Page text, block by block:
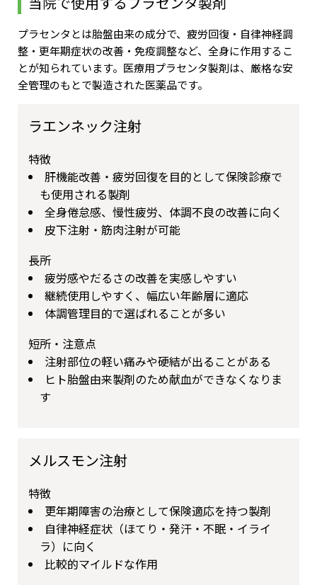
プラセンタとは胎盤由来の成分で、疲労回復・自律神経調
整・更年期症状の改善・免疫調整など、全身に作用するこ
とが知られています。医療用プラセンタ製剤は、厳格な安
全管理のもとで製造された医薬品です。
ラエンネック注射
特徴
肝機能改善・疲労回復を目的として保険診療で
も使用される製剤
全身倦怠感、慢性疲労、体調不良の改善に向く
皮下注射・筋肉注射が可能
長所
疲労感やだるさの改善を実感しやすい
継続使用しやすく、幅広い年齢層に適応
体調管理目的で選ばれることが多い
短所・注意点
注射部位の軽い痛みや硬結が出ることがある
ヒト胎盤由来製剤のため献血ができなくなりま
す
メルスモン注射
特徴
更年期障害の治療として保険適応を持つ製剤
自律神経症状（ほてり・発汗・不眠・イライ
ラ）に向く
比較的マイルドな作用